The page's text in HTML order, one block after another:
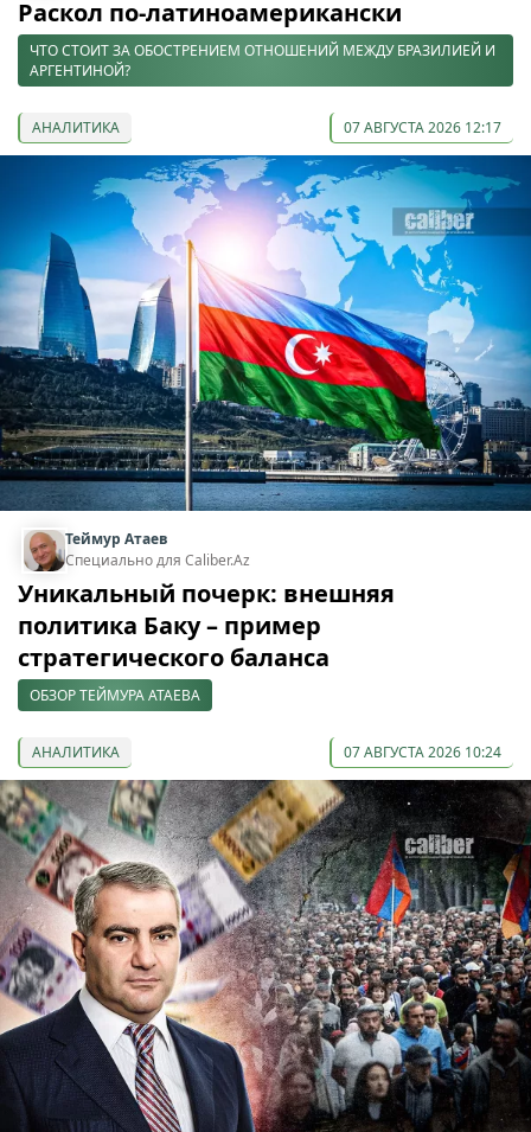
Раскол по-латиноамерикански
ЧТО СТОИТ ЗА ОБОСТРЕНИЕМ ОТНОШЕНИЙ МЕЖДУ БРАЗИЛИЕЙ И
АРГЕНТИНОЙ?
АНАЛИТИКА 07 АВГУСТА 2026 12:17
Теймур Атаев
Специально для Caliber.Az
Уникальный почерк: внешняя
политика Баку – пример
стратегического баланса
ОБЗОР ТЕЙМУРА АТАЕВА
АНАЛИТИКА 07 АВГУСТА 2026 10:24